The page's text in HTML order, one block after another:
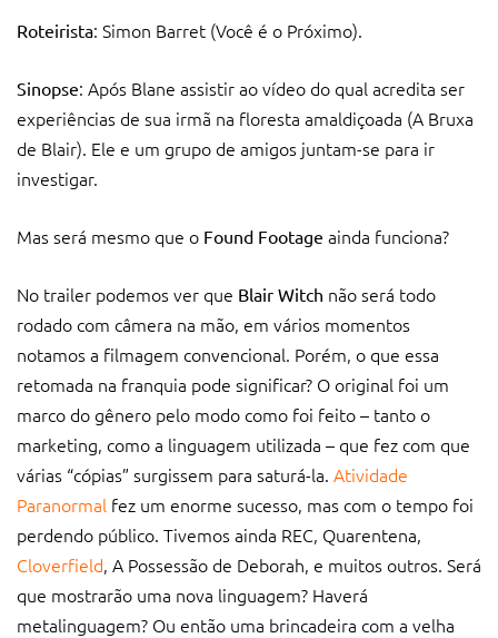
Roteirista: Simon Barret (Você é o Próximo).
Sinopse: Após Blane assistir ao vídeo do qual acredita ser
experiências de sua irmã na floresta amaldiçoada (A Bruxa
de Blair). Ele e um grupo de amigos juntam-se para ir
investigar.
Mas será mesmo que o Found Footage ainda funciona?
No trailer podemos ver que Blair Witch não será todo
rodado com câmera na mão, em vários momentos
notamos a filmagem convencional. Porém, o que essa
retomada na franquia pode significar? O original foi um
marco do gênero pelo modo como foi feito – tanto o
marketing, como a linguagem utilizada – que fez com que
várias “cópias” surgissem para saturá-la. Atividade
Paranormal fez um enorme sucesso, mas com o tempo foi
perdendo público. Tivemos ainda REC, Quarentena,
Cloverfield, A Possessão de Deborah, e muitos outros. Será
que mostrarão uma nova linguagem? Haverá
metalinguagem? Ou então uma brincadeira com a velha